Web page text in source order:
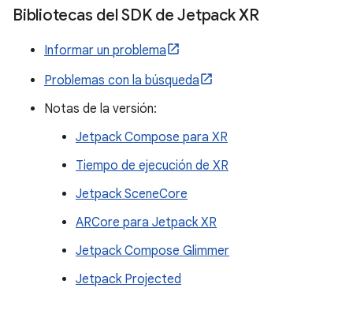
Bibliotecas del SDK de Jetpack XR
Informar un problema
Problemas con la búsqueda
Notas de la versión:
Jetpack Compose para XR
Tiempo de ejecución de XR
Jetpack SceneCore
ARCore para Jetpack XR
Jetpack Compose Glimmer
Jetpack Projected